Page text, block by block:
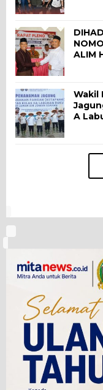
ALIM
Wakil
A